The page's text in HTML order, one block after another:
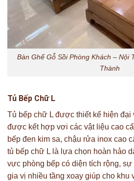
Bàn Ghế Gỗ Sồi Phòng Khách – Nội
Thành
Tủ Bếp Chữ L
Tủ bếp chữ L được thiết kế hiện
được kết hợp vơi các vật liệu cao
bếp đen kim sa, chậu rửa inox cao
tủ bếp chữ L là lựa chọn hoàn hảo
vực phòng bếp có diện tích rộng,
gia vị nhiều tầng xoay giúp cho khu